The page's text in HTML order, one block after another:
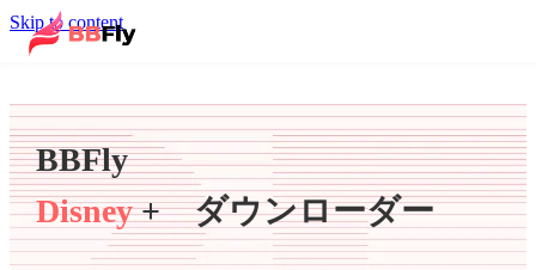
Skip to content
BBFly
Disney+ ダウンローダー